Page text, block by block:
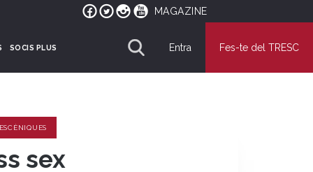
MAGAZINE
SOCIS PLUS Entra Fes-te del TRESC
sex